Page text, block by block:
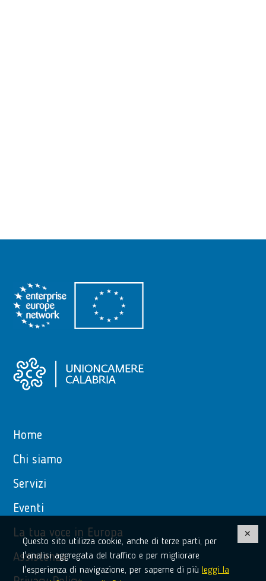
Home
Chi siamo
Servizi
Eventi
La tua voce in Europa
Assistenza
Questo sito utilizza cookie, anche di terze parti, per
l'analisi aggregata del traffico e per migliorare
l'esperienza di navigazione, per saperne di più leggi la